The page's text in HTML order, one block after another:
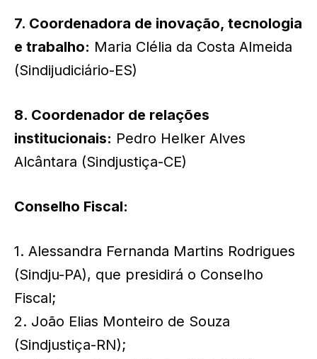
7. Coordenadora de inovação, tecnologia
e trabalho: Maria Clélia da Costa Almeida
(Sindijudiciário-ES)
8. Coordenador de relações
institucionais: Pedro Helker Alves
Alcântara (Sindjustiça-CE)
Conselho Fiscal:
1. Alessandra Fernanda Martins Rodrigues
(Sindju-PA), que presidirá o Conselho
Fiscal;
2. João Elias Monteiro de Souza
(Sindjustiça-RN);